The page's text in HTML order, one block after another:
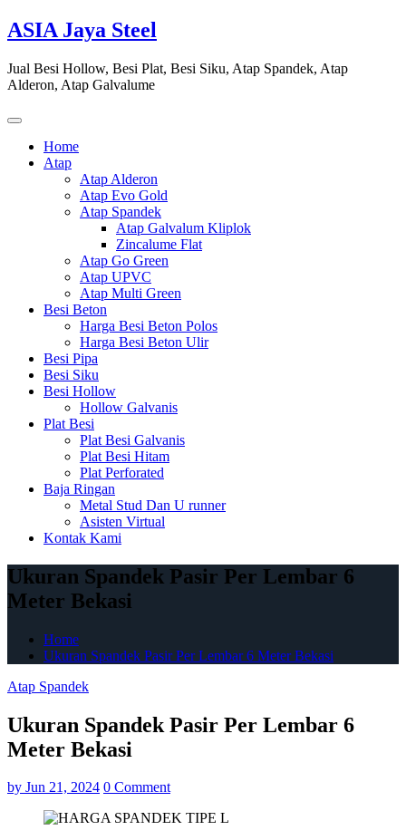
Skip
to
ASIA Jaya Steel
Jual Besi Hollow, Besi Plat, Besi Siku, Atap Spandek, Atap
Alderon, Atap Galvalume
Home
Atap
Atap Alderon
Atap Evo Gold
Atap Spandek
Atap Galvalum Kliplok
Zincalume Flat
Atap Go Green
Atap UPVC
Atap Multi Green
Besi Beton
Harga Besi Beton Polos
Harga Besi Beton Ulir
Besi Pipa
Besi Siku
Besi Hollow
Hollow Galvanis
Plat Besi
Plat Besi Galvanis
Plat Besi Hitam
Plat Perforated
Baja Ringan
Metal Stud Dan U runner
Asisten Virtual
Kontak Kami
Ukuran Spandek Pasir Per Lembar 6
Meter Bekasi
Home
Ukuran Spandek Pasir Per Lembar 6 Meter Bekasi
Atap Spandek
Ukuran Spandek Pasir Per Lembar 6
Meter Bekasi
by Jun 21, 2024 0 Comment